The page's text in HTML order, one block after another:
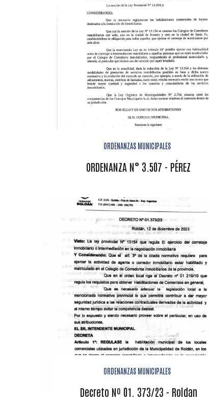
ORDENANZAS MUNICIPALES
ORDENANZA N° 3.507 - PÉREZ
ORDENANZAS MUNICIPALES
Decreto Nº 01. 373/23 - Roldan